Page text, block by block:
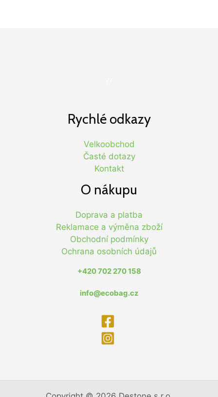
Rychlé odkazy
Velkoobchod
Časté dotazy
Kontakt
O nákupu
Doprava a platba
Reklamace a výměna zboží
Obchodní podmínky
Ochrana osobních údajů
+420 702 270 158
info@ecobag.cz